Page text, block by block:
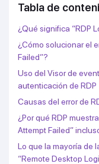
Tabla de
¿Qué significa “RDP
¿Cómo solucionar el
Failed”?
Uso del Visor de
autenticación de RDP
Causas del error de
¿Por qué RDP
Attempt Failed”
Lo que la mayoría de
“Remote Desktop